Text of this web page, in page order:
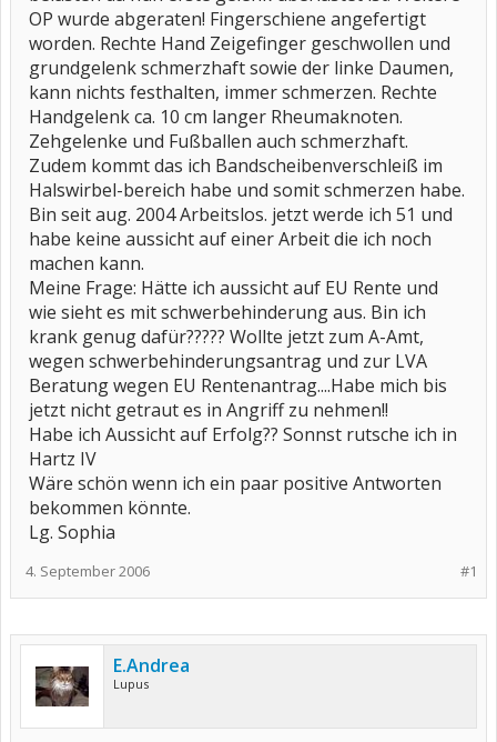
OP wurde abgeraten! Fingerschiene angefertigt
worden. Rechte Hand Zeigefinger geschwollen und
grundgelenk schmerzhaft sowie der linke Daumen,
kann nichts festhalten, immer schmerzen. Rechte
Handgelenk ca. 10 cm langer Rheumaknoten.
Zehgelenke und Fußballen auch schmerzhaft.
Zudem kommt das ich Bandscheibenverschleiß im
Halswirbel-bereich habe und somit schmerzen habe.
Bin seit aug. 2004 Arbeitslos. jetzt werde ich 51 und
habe keine aussicht auf einer Arbeit die ich noch
machen kann.
Meine Frage: Hätte ich aussicht auf EU Rente und
wie sieht es mit schwerbehinderung aus. Bin ich
krank genug dafür????? Wollte jetzt zum A-Amt,
wegen schwerbehinderungsantrag und zur LVA
Beratung wegen EU Rentenantrag....Habe mich bis
jetzt nicht getraut es in Angriff zu nehmen!!
Habe ich Aussicht auf Erfolg?? Sonnst rutsche ich in
Hartz IV
Wäre schön wenn ich ein paar positive Antworten
bekommen könnte.
Lg. Sophia
#1
4. September 2006
E.Andrea
Lupus